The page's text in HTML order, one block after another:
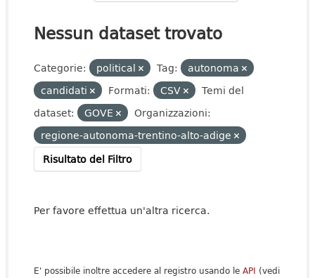
Nessun dataset trovato
Categorie: political Tag:
autonoma
candidati
Formati: CSV
Temi del
dataset:
GOVE
Organizzazioni:
regione-autonoma-trentino-alto-adige
Risultato del Filtro
Per favore effettua un'altra ricerca.
E' possibile inoltre accedere al registro usando le API (vedi